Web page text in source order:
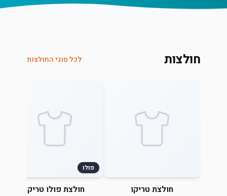
חולצות לכל סוגי החולצות
חולצת טריקו
פולו
חולצת פולו טריקו